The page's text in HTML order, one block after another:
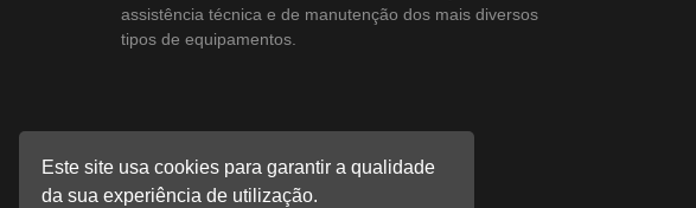
Este site usa cookies para garantir a qualidade
da sua experiência de utilização.
assistência técnica e de manutenção dos mais diversos
tipos de equipamentos.